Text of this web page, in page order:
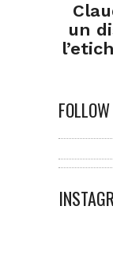
un